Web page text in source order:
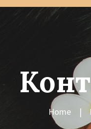
Home